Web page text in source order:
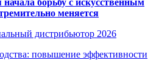
борьбу с искусственным
меняется
дистрибьютор 2026
повышение эффективности